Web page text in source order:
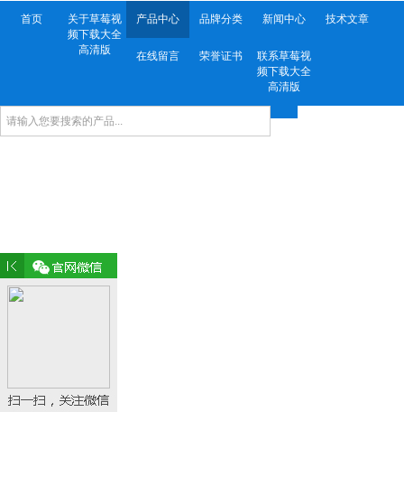
首页
关于草莓视
频下载大全
高清版
产品中心 品牌分类 新闻中心 技术文章
在线留言 荣誉证书
联系草莓视
频下载大全
高清版